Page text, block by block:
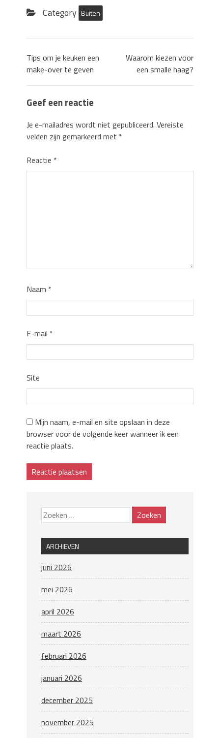
Category Buiten
Tips om je keuken een
make-over te geven
Waarom kiezen voor
een smalle haag?
Geef een reactie
Je e-mailadres wordt niet gepubliceerd. Vereiste
velden zijn gemarkeerd met *
Reactie *
Naam *
E-mail *
Site
Mijn naam, e-mail en site opslaan in deze
browser voor de volgende keer wanneer ik een
reactie plaats.
ARCHIEVEN
juni 2026
mei 2026
april 2026
maart 2026
februari 2026
januari 2026
december 2025
november 2025